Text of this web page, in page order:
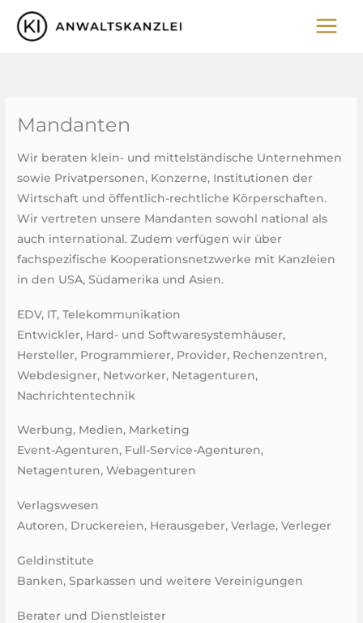
Inhalt
Mandanten
Wir beraten klein- und mittelständische Unternehmen
sowie Privatpersonen, Konzerne, Institutionen der
Wirtschaft und öffentlich-rechtliche Körperschaften.
Wir vertreten unsere Mandanten sowohl national als
auch international. Zudem verfügen wir über
fachspezifische Kooperationsnetzwerke mit Kanzleien
in den USA, Südamerika und Asien.
EDV, IT, Telekommunikation
Entwickler, Hard- und Softwaresystemhäuser,
Hersteller, Programmierer, Provider, Rechenzentren,
Webdesigner, Networker, Netagenturen,
Nachrichtentechnik​
Werbung, Medien, Marketing
Event-Agenturen, Full-Service-Agenturen,
Netagenturen, Webagenturen
Verlagswesen
Autoren, Druckereien, Herausgeber, Verlage, Verleger
Geldinstitute
Banken, Sparkassen und weitere Vereinigungen
Berater und Dienstleister